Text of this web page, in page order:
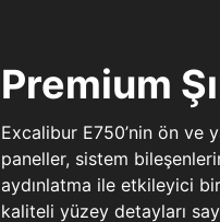
Premium
Excalibur E750’nin ön ve
paneller, sistem
aydınlatma ile etkileyici
kaliteli yüzey detayları